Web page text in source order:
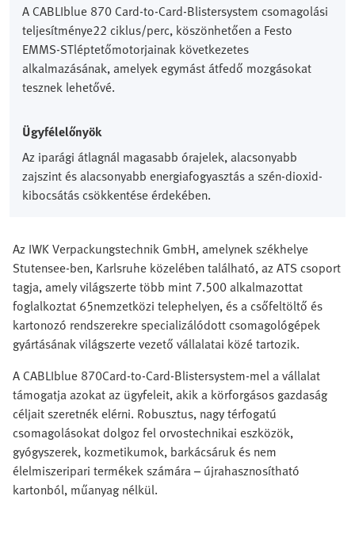
A CABLIblue 870 Card-to-Card-Blistersystem csomagolási
teljesítménye22 ciklus/perc, köszönhetően a Festo
EMMS-STléptetőmotorjainak következetes
alkalmazásának, amelyek egymást átfedő mozgásokat
tesznek lehetővé.
Ügyfélelőnyök
Az iparági átlagnál magasabb órajelek, alacsonyabb
zajszint és alacsonyabb energiafogyasztás a szén-dioxid-
kibocsátás csökkentése érdekében.
Az IWK Verpackungstechnik GmbH, amelynek székhelye
Stutensee-ben, Karlsruhe közelében található, az ATS csoport
tagja, amely világszerte több mint 7.500 alkalmazottat
foglalkoztat 65nemzetközi telephelyen, és a csőfeltöltő és
kartonozó rendszerekre specializálódott csomagológépek
gyártásának világszerte vezető vállalatai közé tartozik.
A CABLIblue 870Card-to-Card-Blistersystem-mel a vállalat
támogatja azokat az ügyfeleit, akik a körforgásos gazdaság
céljait szeretnék elérni. Robusztus, nagy térfogatú
csomagolásokat dolgoz fel orvostechnikai eszközök,
gyógyszerek, kozmetikumok, barkácsáruk és nem
élelmiszeripari termékek számára – újrahasznosítható
kartonból, műanyag nélkül.